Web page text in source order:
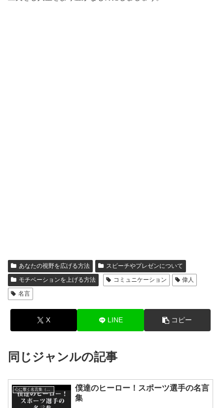
あなたの視野を広げる方法
スピーチやプレゼンについて
モチベーションを上げる方法
コミュニケーション
偉人
名言
X LINE コピー
同じジャンルの記事
心に響く名言集（動画）
僕達のヒーロー！スポーツ選手の名言
集